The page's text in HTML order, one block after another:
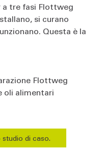
a tre fasi Flottweg
si curano
Questa è la
Flottweg
oli alimentari
di caso.